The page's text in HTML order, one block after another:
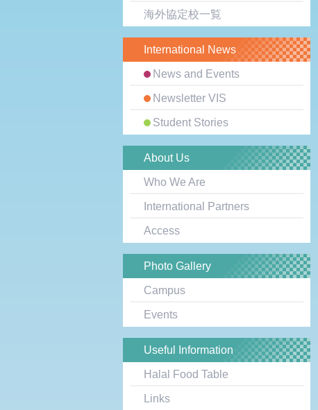
海外協定校一覧
International News
News and Events
Newsletter VIS
Student Stories
About Us
Who We Are
International Partners
Access
Photo Gallery
Campus
Events
Useful Information
Halal Food Table
Links